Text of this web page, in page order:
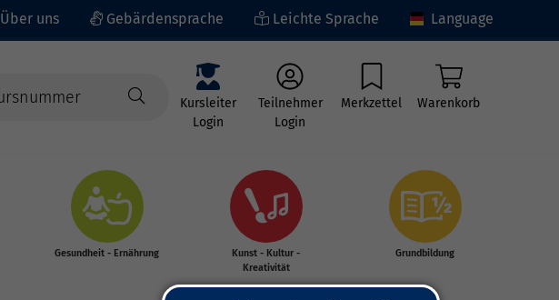
Über uns Gebärdensprache Leichte Sprache Language
Kursleiter
Login
Teilnehmer
Login
Merkzettel Warenkorb
Gesundheit - Ernährung
Kunst - Kultur -
Kreativität
Grundbildung